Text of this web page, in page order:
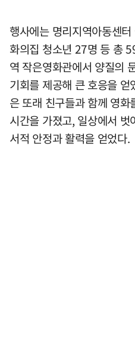
행사에는 명리지역아동센
화의집 청소년 27명 등 총
역 작은영화관에서 양질의
기회를 제공해 큰 호응을
은 또래 친구들과 함께 영
시간을 가졌고, 일상에서
서적 안정과 활력을 얻었다.